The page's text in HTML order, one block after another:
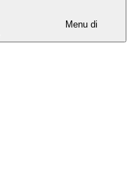
Menu di